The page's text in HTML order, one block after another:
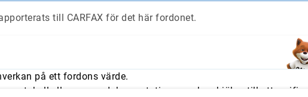
till CARFAX för det här fordonet.
på ett fordons värde.
eller annan dokumentation som kan hjälpa till att verifiera